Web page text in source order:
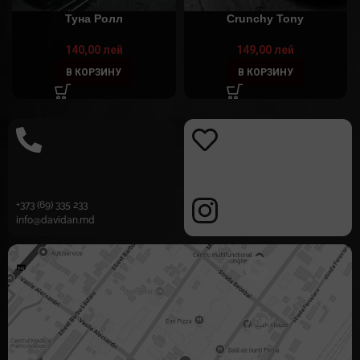
Туна Ролл
140,00лей
В КОРЗИНУ
Crunchy Tony
149,00лей
В КОРЗИНУ
+373 (69) 335 233
info@davidan.md